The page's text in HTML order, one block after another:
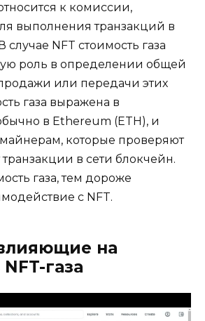
к комиссии,
выполнения транзакций в
случае NFT стоимость газа
роль в определении общей
или передачи этих
газа выражена в
в Ethereum (ETH), и
которые проверяют
в сети блокчейн.
газа, тем дороже
с NFT.
на
газа